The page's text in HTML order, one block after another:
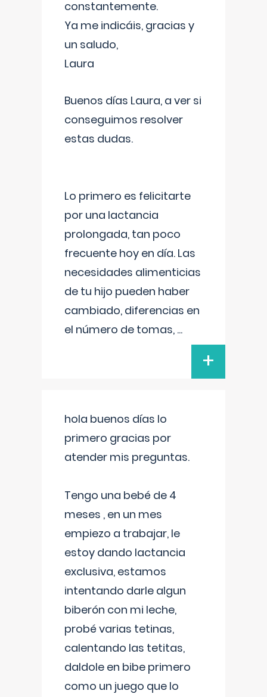
constantemente.
Ya me indicáis, gracias y
un saludo,
Laura
Buenos días Laura, a ver si
conseguimos resolver
estas dudas.
Lo primero es felicitarte
por una lactancia
prolongada, tan poco
frecuente hoy en día. Las
necesidades alimenticias
de tu hijo pueden haber
cambiado, diferencias en
el número de tomas, ...
+
hola buenos días lo
primero gracias por
atender mis preguntas.
Tengo una bebé de 4
meses , en un mes
empiezo a trabajar, le
estoy dando lactancia
exclusiva, estamos
intentando darle algun
biberón con mi leche,
probé varias tetinas,
calentando las tetitas,
daldole en bibe primero
como un juego que lo